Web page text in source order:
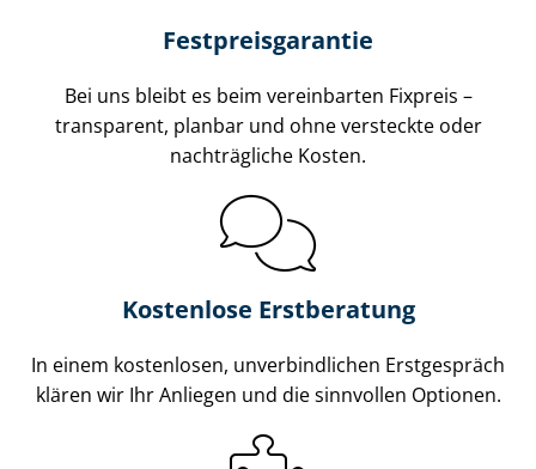
Fest­preis­ga­ran­tie
Bei uns bleibt es beim vereinbarten Fixpreis –
transparent, planbar und ohne versteckte oder
nachträgliche Kosten.
Kostenlose Erstberatung
In einem kostenlosen, unverbindlichen Erstgespräch
klären wir Ihr Anliegen und die sinnvollen Optionen.